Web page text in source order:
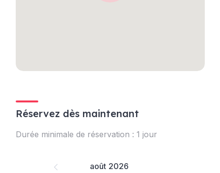
Réservez dès maintenant
Durée minimale de réservation : 1 jour
août